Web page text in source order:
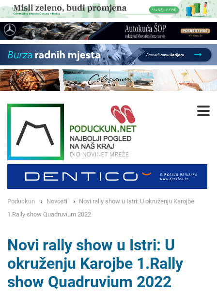
Poduckun Novosti
Novi rally show u Istri: U okruženju Karojbe
1.Rally show Quadruvium 2022
Novi rally show u Istri: U
okruženju Karojbe 1.Rally
show Quadruvium 2022